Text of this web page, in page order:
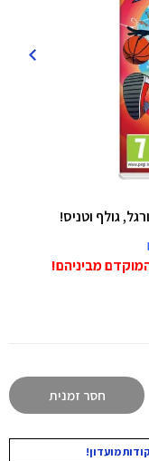
גולף וטניס!
חסר זמנית